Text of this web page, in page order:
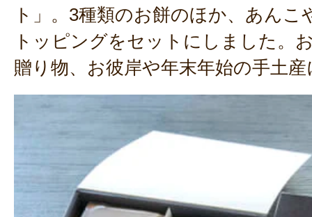
ト」。3種類のお餅のほか、あんこ
トッピングをセットにしました。
贈り物、お彼岸や年末年始の手土